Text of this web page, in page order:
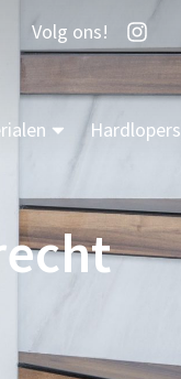
Volg ons!
Hardlopers